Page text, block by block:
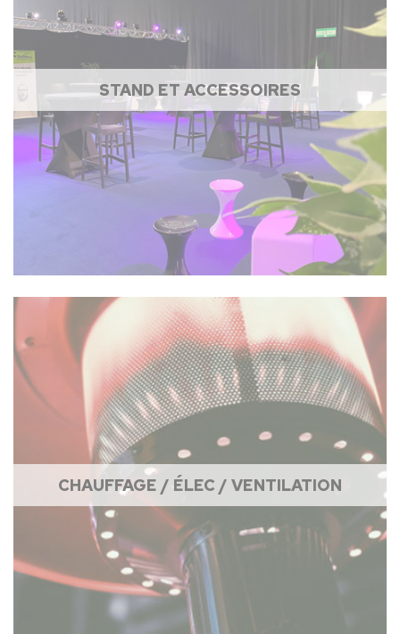
STAND ET ACCESSOIRES
CHAUFFAGE / ÉLEC / VENTILATION